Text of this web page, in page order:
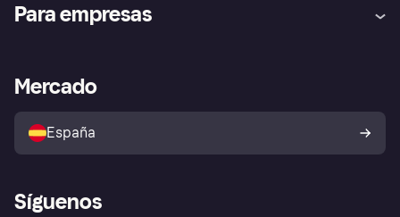
Inicio de sesión
Directorio de tiendas
Política de protección al
comprador de Klarna
Reclamaciones
Para empresas
Acceso empresas
Mercado
España
Síguenos